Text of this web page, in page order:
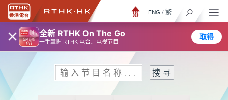
× 全新 RTHK On The Go
一手掌握 RTHK 电台、电视节目
取得
ENG / 繁